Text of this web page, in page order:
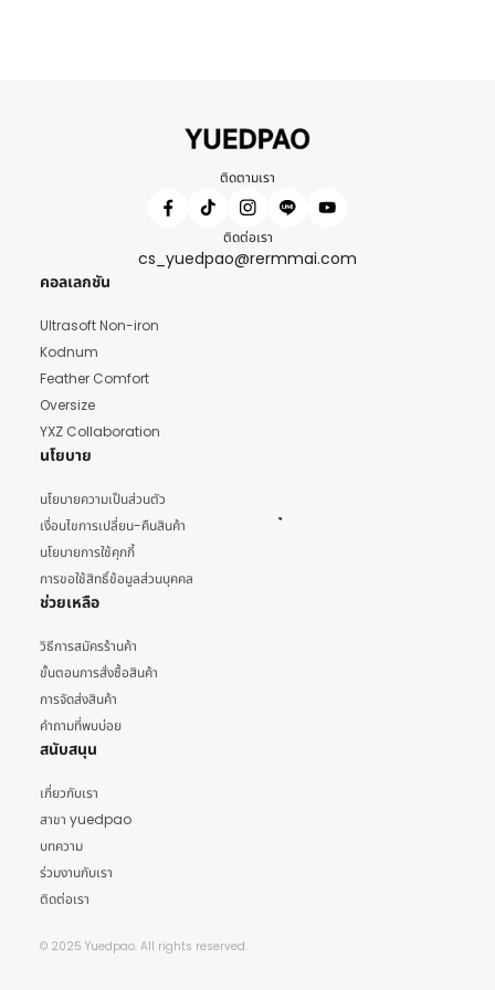
ติดตามเรา
ติดต่อเรา
cs_yuedpao@rermmai.com
คอลเลกชัน
Ultrasoft Non-iron
Kodnum
Feather Comfort
Oversize
YXZ Collaboration
นโยบาย
นโยบายความเป็นส่วนตัว
เงื่อนไขการเปลี่ยน-คืนสินค้า
นโยบายการใช้คุกกี้
การขอใช้สิทธิ์ข้อมูลส่วนบุคคล
ช่วยเหลือ
วิธีการสมัครร้านค้า
ขั้นตอนการสั่งซื้อสินค้า
การจัดส่งสินค้า
คำถามที่พบบ่อย
สนับสนุน
เกี่ยวกับเรา
สาขา yuedpao
บทความ
ร่วมงานกับเรา
ติดต่อเรา
© 2025 Yuedpao. All rights reserved.